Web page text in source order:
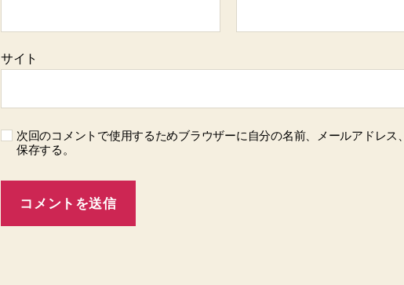
サイト
次回のコメントで使用するためブラウザーに自分の名前、メールアドレス
保存する。